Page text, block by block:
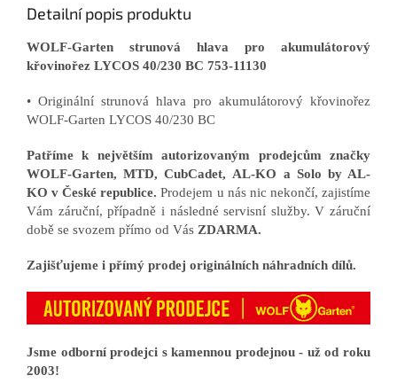
Detailní popis produktu
WOLF-Garten strunová hlava pro akumulátorový
křovinořez LYCOS 40/230 BC 753-11130
• Originální strunová hlava pro akumulátorový křovinořez
WOLF-Garten LYCOS 40/230 BC
Patříme k největším autorizovaným prodejcům značky
WOLF-Garten, MTD, CubCadet, AL-KO a Solo by AL-
KO v České republice.Prodejem u nás nic nekončí, zajistíme
Vám záruční, případně i následné servisní služby. V záruční
době se svozem přímo od Vás ZDARMA.
Zajišťujeme i přímý prodej originálních náhradních dílů.
Jsme odborní prodejci s kamennou prodejnou - už od roku
2003!